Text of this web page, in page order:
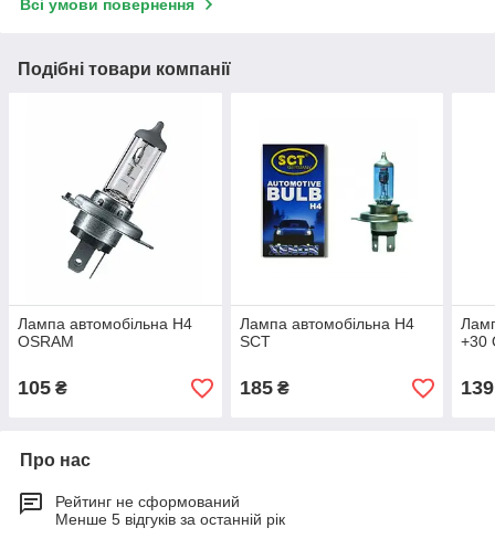
Всі умови повернення
Подібні товари компанії
Лампа автомобільна Н4
OSRAM
105 ₴
Лампа автомобільна Н4
SCT
185₴
+30
139
Про нас
Рейтинг не сформований
Менше 5 відгуків за останній рік